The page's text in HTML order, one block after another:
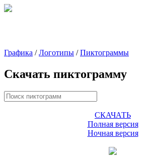
Графика /Логотипы /Пиктограммы
Скачать пиктограмму
СКАЧАТЬ
Полная версия
Ночная версия